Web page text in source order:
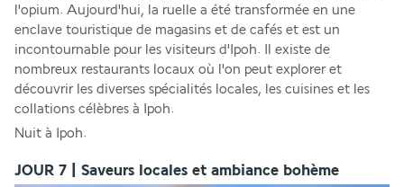
l'opium. Aujourd'hui, la ruelle a été transformée en une
enclave touristique de magasins et de cafés et est un
incontournable pour les visiteurs d'Ipoh. Il existe de
nombreux restaurants locaux où l'on peut explorer et
découvrir les diverses spécialités locales, les cuisines et les
collations célèbres à Ipoh.
Nuit à Ipoh.
JOUR 7 | Saveurs locales et ambiance bohème